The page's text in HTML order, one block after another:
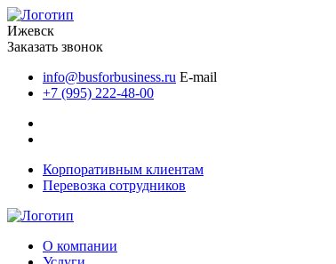
Ижевск
Заказать звонок
info@busforbusiness.ru E-mail
+7 (995) 222-48-00
Корпоративным клиентам
Перевозка сотрудников
О компании